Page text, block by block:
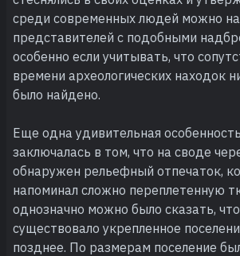
среди современных людей можно
представителей с подобными
особенно если учитывать, что
времени археологических находок
было найдено.
Еще одна удивительная
заключалась в том, что на своде
обнаружен рельефный отпечаток,
напоминал сложно переплетенную
однозначно можно было сказать,
существовало укрепленное
позднее. По размерам поселение